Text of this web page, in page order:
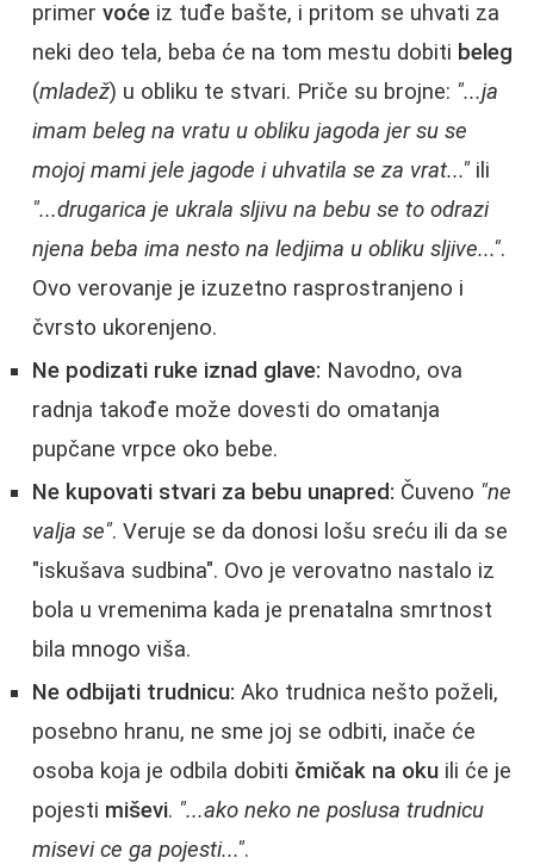
primer voće iz tuđe bašte, i pritom se uhvati za
neki deo tela, beba će na tom mestu dobiti beleg
(mladež) u obliku te stvari. Priče su brojne: "...ja
imam beleg na vratu u obliku jagoda jer su se
mojoj mami jele jagode i uhvatila se za vrat..." ili
"...drugarica je ukrala sljivu na bebu se to odrazi
njena beba ima nesto na ledjima u obliku sljive...".
Ovo verovanje je izuzetno rasprostranjeno i
čvrsto ukorenjeno.
Ne podizati ruke iznad glave: Navodno, ova
radnja takođe može dovesti do omatanja
pupčane vrpce oko bebe.
Ne kupovati stvari za bebu unapred: Čuveno "ne
valja se". Veruje se da donosi lošu sreću ili da se
"iskušava sudbina". Ovo je verovatno nastalo iz
bola u vremenima kada je prenatalna smrtnost
bila mnogo viša.
Ne odbijati trudnicu: Ako trudnica nešto poželi,
posebno hranu, ne sme joj se odbiti, inače će
osoba koja je odbila dobiti čmičak na oku ili će je
pojesti miševi. "...ako neko ne poslusa trudnicu
misevi ce ga pojesti...".